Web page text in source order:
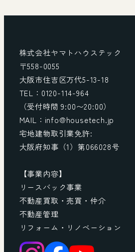
株式会社ヤマトハウステック
〒558-0055
大阪市住吉区万代5-13-18
TEL：0120-114-964
（受付時間 9:00〜20:00）
MAIL：info@housetech.jp
宅地建物取引業免許:
大阪府知事（1）第066028号
【事業内容】
リースバック事業
不動産買取・売買・仲介
不動産管理
リフォーム・リノベーション